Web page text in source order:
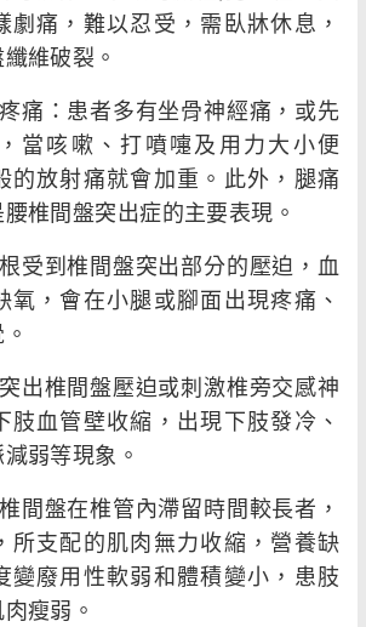
劇痛，難以忍受，需臥牀休息，
維破裂。
痛：患者多有坐骨神經痛，或先
當咳嗽、打噴嚏及用力大小便
的放射痛就會加重。此外，腿痛
椎間盤突出症的主要表現。
受到椎間盤突出部分的壓迫，血
氧，會在小腿或腳面出現疼痛、
出椎間盤壓迫或刺激椎旁交感神
肢血管壁收縮，出現下肢發冷、
弱等現象。
間盤在椎管內滯留時間較長者，
所支配的肌肉無力收縮，營養缺
變廢用性軟弱和體積變小，患肢
瘦弱。